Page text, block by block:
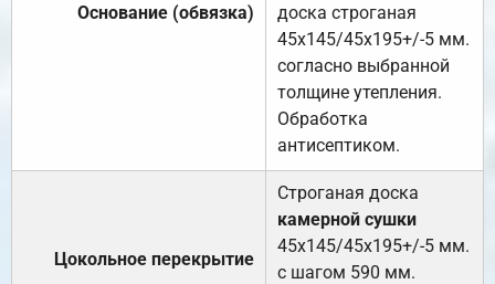
Основание (обвязка)
доска строганая
45х145/45х195+/-5 мм.
согласно выбранной
толщине утепления.
Обработка
антисептиком.
Цокольное перекрытие
Строганая доска
камерной сушки
45х145/45х195+/-5 мм.
с шагом 590 мм.